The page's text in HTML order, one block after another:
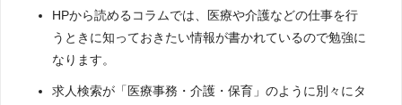
HPから読めるコラムでは、医療や介護などの仕事を行
うときに知っておきたい情報が書かれているので勉強に
なります。
求人検索が「医療事務・介護・保育」のように別々にタ